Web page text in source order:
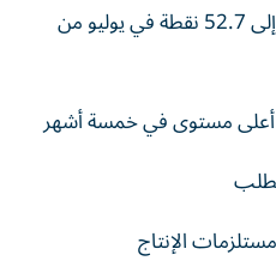
مؤشر مديري المشتريات ارتفع إلى 52.7 نقطة في يوليو من
أعلى مستوى في خمسة أشهر
الإنتاج